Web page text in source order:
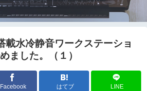
載水冷静音ワークステーショ
ました。（１）
Facebook はてブ LINE